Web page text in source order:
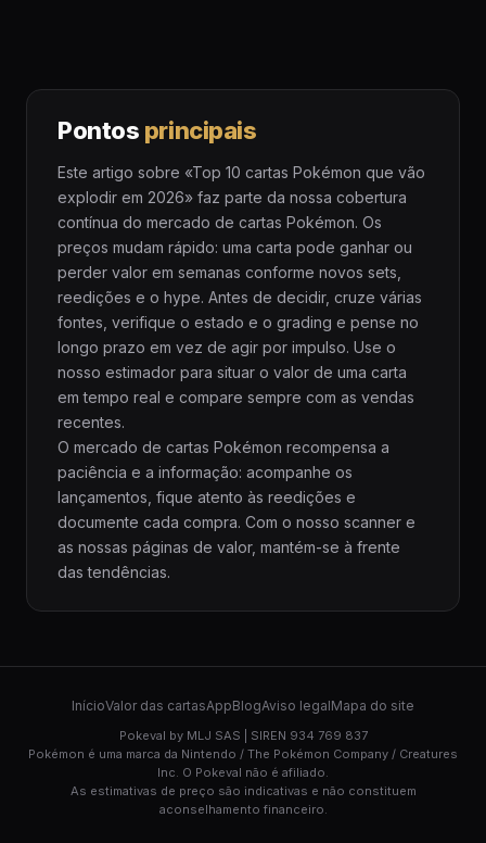
Pontos principais
Este artigo sobre «Top 10 cartas Pokémon que vão
explodir em 2026» faz parte da nossa cobertura
contínua do mercado de cartas Pokémon. Os
preços mudam rápido: uma carta pode ganhar ou
perder valor em semanas conforme novos sets,
reedições e o hype. Antes de decidir, cruze várias
fontes, verifique o estado e o grading e pense no
longo prazo em vez de agir por impulso. Use o
nosso estimador para situar o valor de uma carta
em tempo real e compare sempre com as vendas
recentes.
O mercado de cartas Pokémon recompensa a
paciência e a informação: acompanhe os
lançamentos, fique atento às reedições e
documente cada compra. Com o nosso scanner e
as nossas páginas de valor, mantém-se à frente
das tendências.
InícioValor das cartasAppBlogAviso legalMapa do site
Pokeval by MLJ SAS | SIREN 934 769 837
Pokémon é uma marca da Nintendo / The Pokémon Company / Creatures
Inc. O Pokeval não é afiliado.
As estimativas de preço são indicativas e não constituem
aconselhamento financeiro.